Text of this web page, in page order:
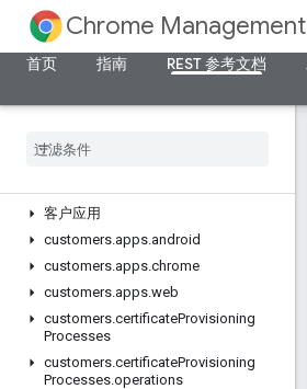
Chrome Management
首页
指南 REST 参考文档
v1
客户应用
customers.apps.android
customers.apps.chrome
customers.apps.web
customers.certificateProvisioning
Processes
customers.certificateProvisioning
Processes.operations